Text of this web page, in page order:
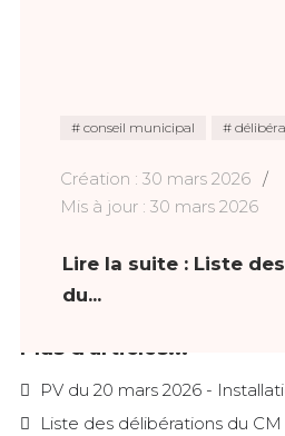
conseil municipal
Création : 30 mars 2026
Mis à jour : 30 mars 2026
Lire la suite : Liste
du...
Plus d'articles...
PV du 20 mars 2026 -
Liste des délibérations du